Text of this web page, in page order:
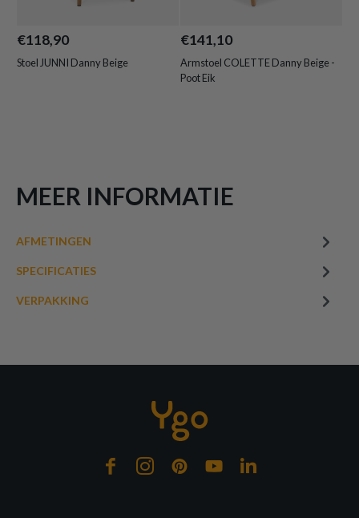
€118,90
Stoel JUNNI Danny Beige
€141,10
Armstoel COLETTE Danny Beige -
Poot Eik
MEER INFORMATIE
AFMETINGEN
SPECIFICATIES
VERPAKKING
Enjoy Textile 5 jaar Relax
AIHS
Op voorraad